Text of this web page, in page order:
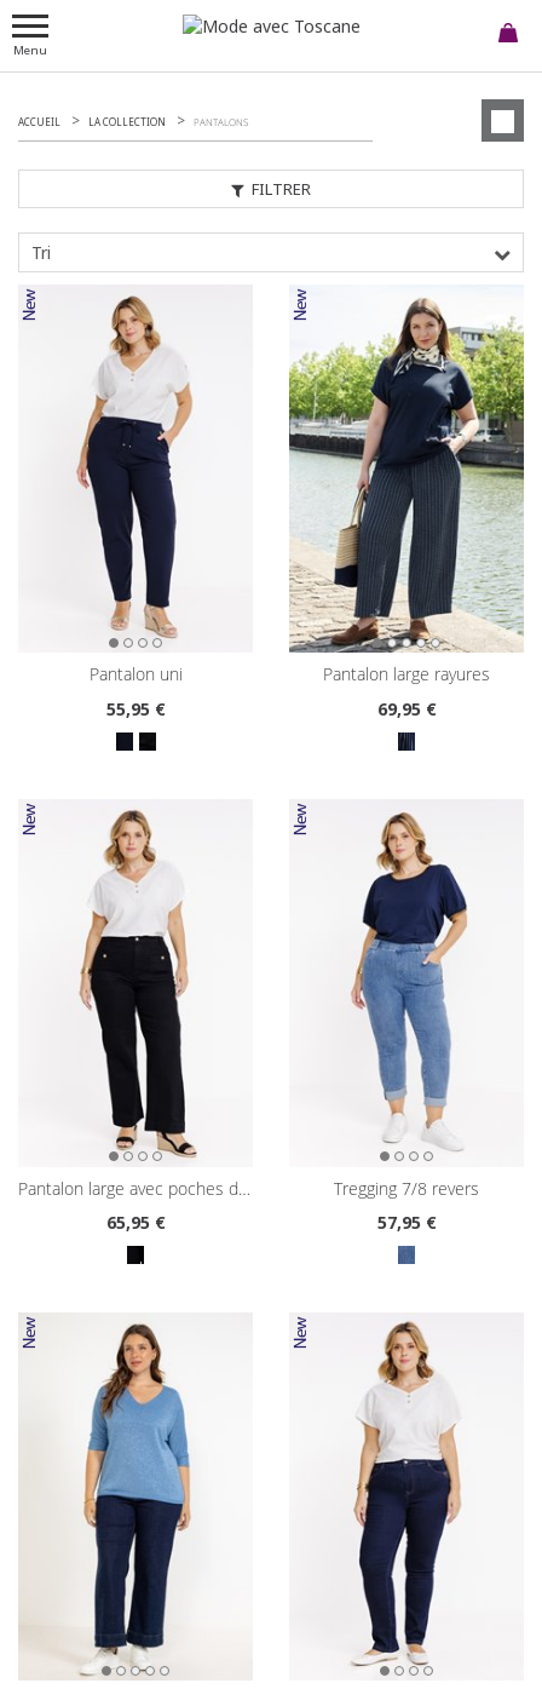
Menu
FILTRER
ACCUEIL LA COLLECTION PANTALONS
Tri
pantalon uni
55,95 €
pantalon large rayures
69,95 €
pantalon large avec poches devant
65,95 €
tregging 7/8 revers
57,95 €